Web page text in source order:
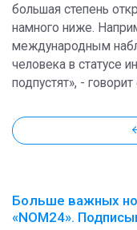
большая степень
намного ниже.
международным
человека в статусе
подпустят», - говорит
Больше важных
«NOM24».